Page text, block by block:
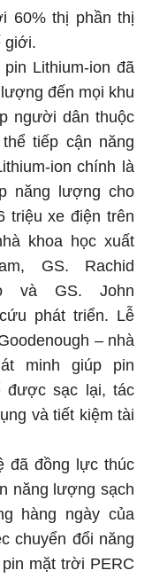
60% thị phần thị
Lithium-ion đã
đến mọi khu
người dân thuộc
tiếp cận năng
ion chính là
năng lượng cho
triệu xe điện trên
khoa học xuất
GS. Rachid
và GS. John
phát triển. Lễ
– nhà
minh giúp pin
được sạc lại, tác
và tiết kiệm tài
đã đồng lực thúc
năng lượng sạch
hàng ngày của
chuyển đổi năng
mặt trời PERC